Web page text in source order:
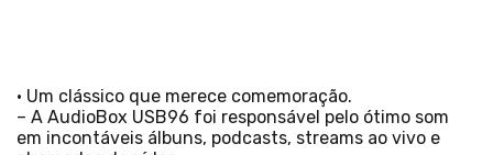
• Um clássico que merece comemoração.
– A AudioBox USB96 foi responsável pelo ótimo som
em incontáveis ​​álbuns, podcasts, streams ao vivo e